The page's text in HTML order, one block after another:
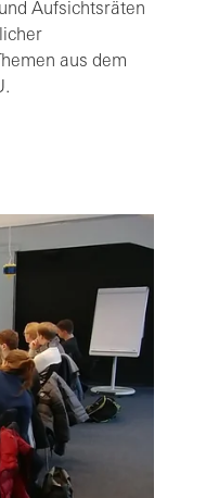
Aufsichtsräten
aus dem